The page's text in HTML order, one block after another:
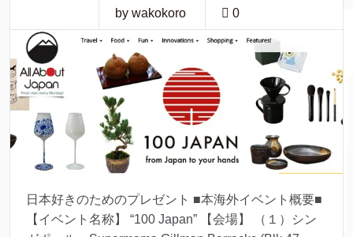
by wakokoro 0
日本好きのためのプレゼント ■本海外イベント概要■
【イベント名称】 “100 Japan” 【会場】 （１）シン